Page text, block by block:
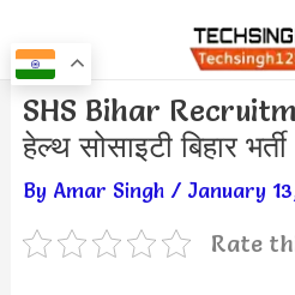
to
content
SHS Bihar
हेल्थ सोसाइटी बिहार
By Amar Singh / January
Rate
Post
navigation